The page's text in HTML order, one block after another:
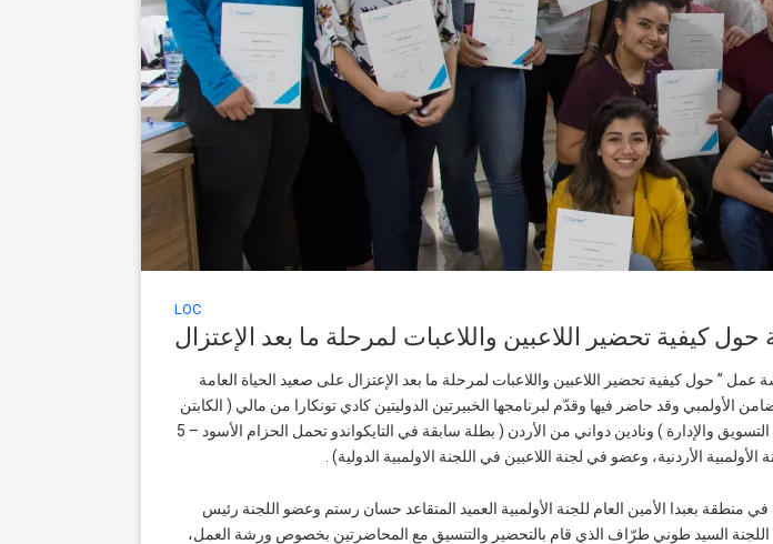
LOC
حول كيفية تحضير اللاعبين واللاعبات لمرحلة ما بعد الإعتزال
ورشة عمل ” حول كيفية تحضير اللاعبين واللاعبات لمرحلة ما بعد الإعتزال على صعيد الحياة العامة
الأولمبي وقد حاضر فيها وقدّم لبرنامجها الخبيرتين الدوليتين كادي تونكارا من مالي ( الكابتن
المساعد السابقة لمنتخب مالي لكرة السلة في أولمبياد بيجينغ – 2008 وتحمل شهادة في التسويق والإدارة ) ونادين دواني من الأردن ( بطلة سابقة في التايكواندو تحمل الحزام الأسود – 5
بعبدا الأمين العام للجنة الأولمبية العميد المتقاعد حسان رستم وعضو اللجنة رئيس
اللجنة السيد طوني طرّاف الذي قام بالتحضير والتنسيق مع المحاضرتين بخصوص ورشة العمل،